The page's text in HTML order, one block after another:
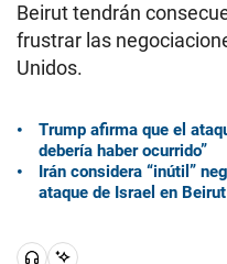
Beirut tendrán
frustrar las
Unidos.
Trump afirma que el
debería haber ocurrido”
Irán considera “inútil”
ataque de Israel en